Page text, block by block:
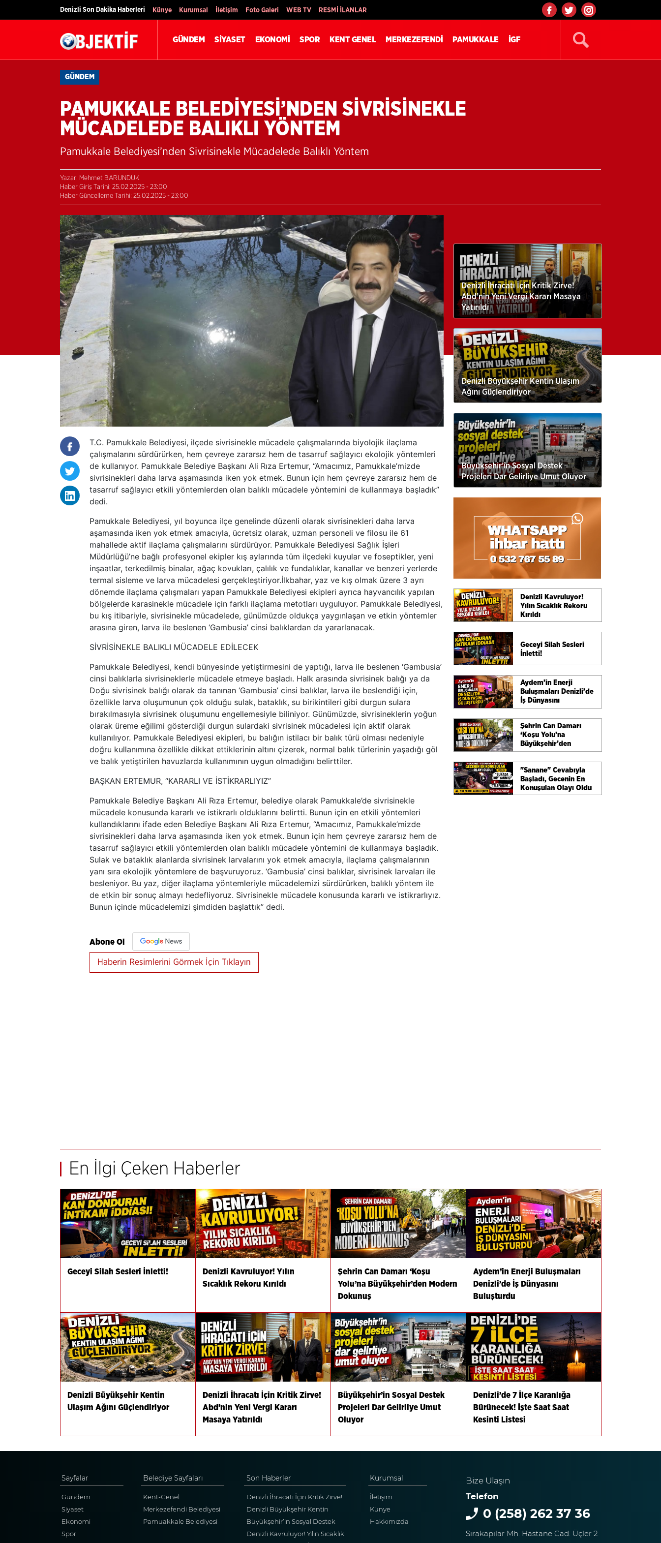
Denizli Son Dakika Haberleri Künye Kurumsal İletişim Foto Galeri WEB TV RESMİ İLANLAR
GÜNDEM SİYASET EKONOMİ SPOR KENT GENEL MERKEZEFENDİ PAMUKKALE İGF
GÜNDEM
PAMUKKALE BELEDİYESİ’NDEN SİVRİSİNEKLE
MÜCADELEDE BALIKLI YÖNTEM
Pamukkale Belediyesi’nden Sivrisinekle Mücadelede Balıklı Yöntem
Yazar: Mehmet BARUNDUK
Haber Giriş Tarihi: 25.02.2025 - 23:00
Haber Güncelleme Tarihi: 25.02.2025 - 23:00
T.C. Pamukkale Belediyesi, ilçede sivrisinekle mücadele çalışmalarında biyolojik ilaçlama
çalışmalarını sürdürürken, hem çevreye zararsız hem de tasarruf sağlayıcı ekolojik yöntemleri
de kullanıyor. Pamukkale Belediye Başkanı Ali Rıza Ertemur, “Amacımız, Pamukkale’mizde
sivrisinekleri daha larva aşamasında iken yok etmek. Bunun için hem çevreye zararsız hem de
tasarruf sağlayıcı etkili yöntemlerden olan balıklı mücadele yöntemini de kullanmaya başladık”
dedi.
Pamukkale Belediyesi, yıl boyunca ilçe genelinde düzenli olarak sivrisinekleri daha larva
aşamasında iken yok etmek amacıyla, ücretsiz olarak, uzman personeli ve filosu ile 61
mahallede aktif ilaçlama çalışmalarını sürdürüyor. Pamukkale Belediyesi Sağlık İşleri
Müdürlüğü’ne bağlı profesyonel ekipler kış aylarında tüm ilçedeki kuyular ve foseptikler, yeni
inşaatlar, terkedilmiş binalar, ağaç kovukları, çalılık ve fundalıklar, kanallar ve benzeri yerlerde
termal sisleme ve larva mücadelesi gerçekleştiriyor.İlkbahar, yaz ve kış olmak üzere 3 ayrı
dönemde ilaçlama çalışmaları yapan Pamukkale Belediyesi ekipleri ayrıca hayvancılık yapılan
bölgelerde karasinekle mücadele için farklı ilaçlama metotları uyguluyor. Pamukkale Belediyesi,
bu kış itibariyle, sivrisinekle mücadelede, günümüzde oldukça yaygınlaşan ve etkin yöntemler
arasına giren, larva ile beslenen ‘Gambusia’ cinsi balıklardan da yararlanacak.
SİVRİSİNEKLE BALIKLI MÜCADELE EDİLECEK
Pamukkale Belediyesi, kendi bünyesinde yetiştirmesini de yaptığı, larva ile beslenen ‘Gambusia’
cinsi balıklarla sivrisineklerle mücadele etmeye başladı. Halk arasında sivrisinek balığı ya da
Doğu sivrisinek balığı olarak da tanınan ‘Gambusia’ cinsi balıklar, larva ile beslendiği için,
özellikle larva oluşumunun çok olduğu sulak, bataklık, su birikintileri gibi durgun sulara
bırakılmasıyla sivrisinek oluşumunu engellemesiyle biliniyor. Günümüzde, sivrisineklerin yoğun
olarak üreme eğilimi gösterdiği durgun sulardaki sivrisinek mücadelesi için aktif olarak
kullanılıyor. Pamukkale Belediyesi ekipleri, bu balığın istilacı bir balık türü olması nedeniyle
doğru kullanımına özellikle dikkat ettiklerinin altını çizerek, normal balık türlerinin yaşadığı göl
ve balık yetiştirilen havuzlarda kullanımının uygun olmadığını belirttiler.
BAŞKAN ERTEMUR, “KARARLI VE İSTİKRARLIYIZ”
Pamukkale Belediye Başkanı Ali Rıza Ertemur, belediye olarak Pamukkale’de sivrisinekle
mücadele konusunda kararlı ve istikrarlı olduklarını belirtti. Bunun için en etkili yöntemleri
kullandıklarını ifade eden Belediye Başkanı Ali Rıza Ertemur, “Amacımız, Pamukkale’mizde
sivrisinekleri daha larva aşamasında iken yok etmek. Bunun için hem çevreye zararsız hem de
tasarruf sağlayıcı etkili yöntemlerden olan balıklı mücadele yöntemini de kullanmaya başladık.
Sulak ve bataklık alanlarda sivrisinek larvalarını yok etmek amacıyla, ilaçlama çalışmalarının
yanı sıra ekolojik yöntemlere de başvuruyoruz. ‘Gambusia’ cinsi balıklar, sivrisinek larvaları ile
besleniyor. Bu yaz, diğer ilaçlama yöntemleriyle mücadelemizi sürdürürken, balıklı yöntem ile
de etkin bir sonuç almayı hedefliyoruz. Sivrisinekle mücadele konusunda kararlı ve istikrarlıyız.
Bunun içinde mücadelemizi şimdiden başlattık” dedi.
Abone Ol
Haberin Resimlerini Görmek İçin Tıklayın
Denizli İhracatı İçin Kritik Zirve!
Abd’nin Yeni Vergi Kararı Masaya
Yatırıldı
Denizli Büyükşehir Kentin Ulaşım
Ağını Güçlendiriyor
Büyükşehir’in Sosyal Destek
Projeleri Dar Gelirliye Umut Oluyor
Denizli Kavruluyor!
Yılın Sıcaklık Rekoru
Kırıldı
Geceyi Silah Sesleri
İnletti!
Aydem’in Enerji
Buluşmaları Denizli’de
İş Dünyasını
Buluşturdu
Şehrin Can Damarı
‘Koşu Yolu’na
Büyükşehir’den
Modern Dokunuş
"Sanane" Cevabıyla
Başladı, Gecenin En
Konuşulan Olayı Oldu
En İlgi Çeken Haberler
Geceyi Silah Sesleri İnletti!
Denizli Kavruluyor! Yılın
Sıcaklık Rekoru Kırıldı
Şehrin Can Damarı ‘Koşu
Yolu’na Büyükşehir’den Modern
Dokunuş
Aydem’in Enerji Buluşmaları
Denizli’de İş Dünyasını
Buluşturdu
Denizli Büyükşehir Kentin
Ulaşım Ağını Güçlendiriyor
Denizli İhracatı İçin Kritik Zirve!
Abd’nin Yeni Vergi Kararı
Masaya Yatırıldı
Büyükşehir’in Sosyal Destek
Projeleri Dar Gelirliye Umut
Oluyor
Denizli’de 7 İlçe Karanlığa
Bürünecek! İşte Saat Saat
Kesinti Listesi
Sayfalar
Gündem
Siyaset
Ekonomi
Spor
Belediye Sayfaları
Kent-Genel
Merkezefendi Belediyesi
Pamuakkale Belediyesi
Son Haberler
Denizli İhracatı İçin Kritik Zirve!
Abd’nin Yeni Vergi Kararı
Masaya Yatırıldı
Denizli Büyükşehir Kentin
Ulaşım Ağını Güçlendiriyor
Büyükşehir’in Sosyal Destek
Projeleri Dar Gelirliye Umut
Denizli Kavruluyor! Yılın Sıcaklık
Kurumsal
İletişim
Künye
Hakkımızda
Bize Ulaşın
Telefon
0 (258) 262 37 36
Sırakapılar Mh. Hastane Cad. Üçler 2